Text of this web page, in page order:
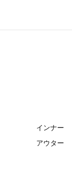
インナー
アウター